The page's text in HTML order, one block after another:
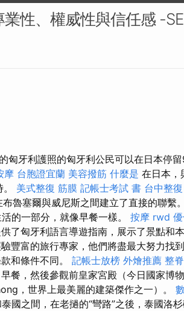
性、權威性與信任感 -
牙利護照的匈牙利公民可以在日本停
摩 台胞證宜蘭 美容撥筋 什麼是 在日本，
美式整復 筋膜 記帳士考試 書 台中整復
魯塞爾與威尼斯之間建立了直接的聯繫
的一部分，就像早餐一樣。 按摩 rwd
了匈牙利語言導遊指南，展示了景點和
豐富的旅行專家，他們將盡最大努力找
和條件不同。 記帳士放榜 外燴推薦 整
餐，然後參觀前皇家宮殿（今日國家博
，世界上最美麗的建築傑作之一）。
國之間，在老撾的“彎路”之後，泰國洛